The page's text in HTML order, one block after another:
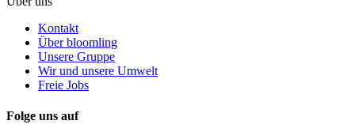
Kontakt
Über bloomling
Unsere Gruppe
Wir und unsere Umwelt
Freie Jobs
Folge uns auf